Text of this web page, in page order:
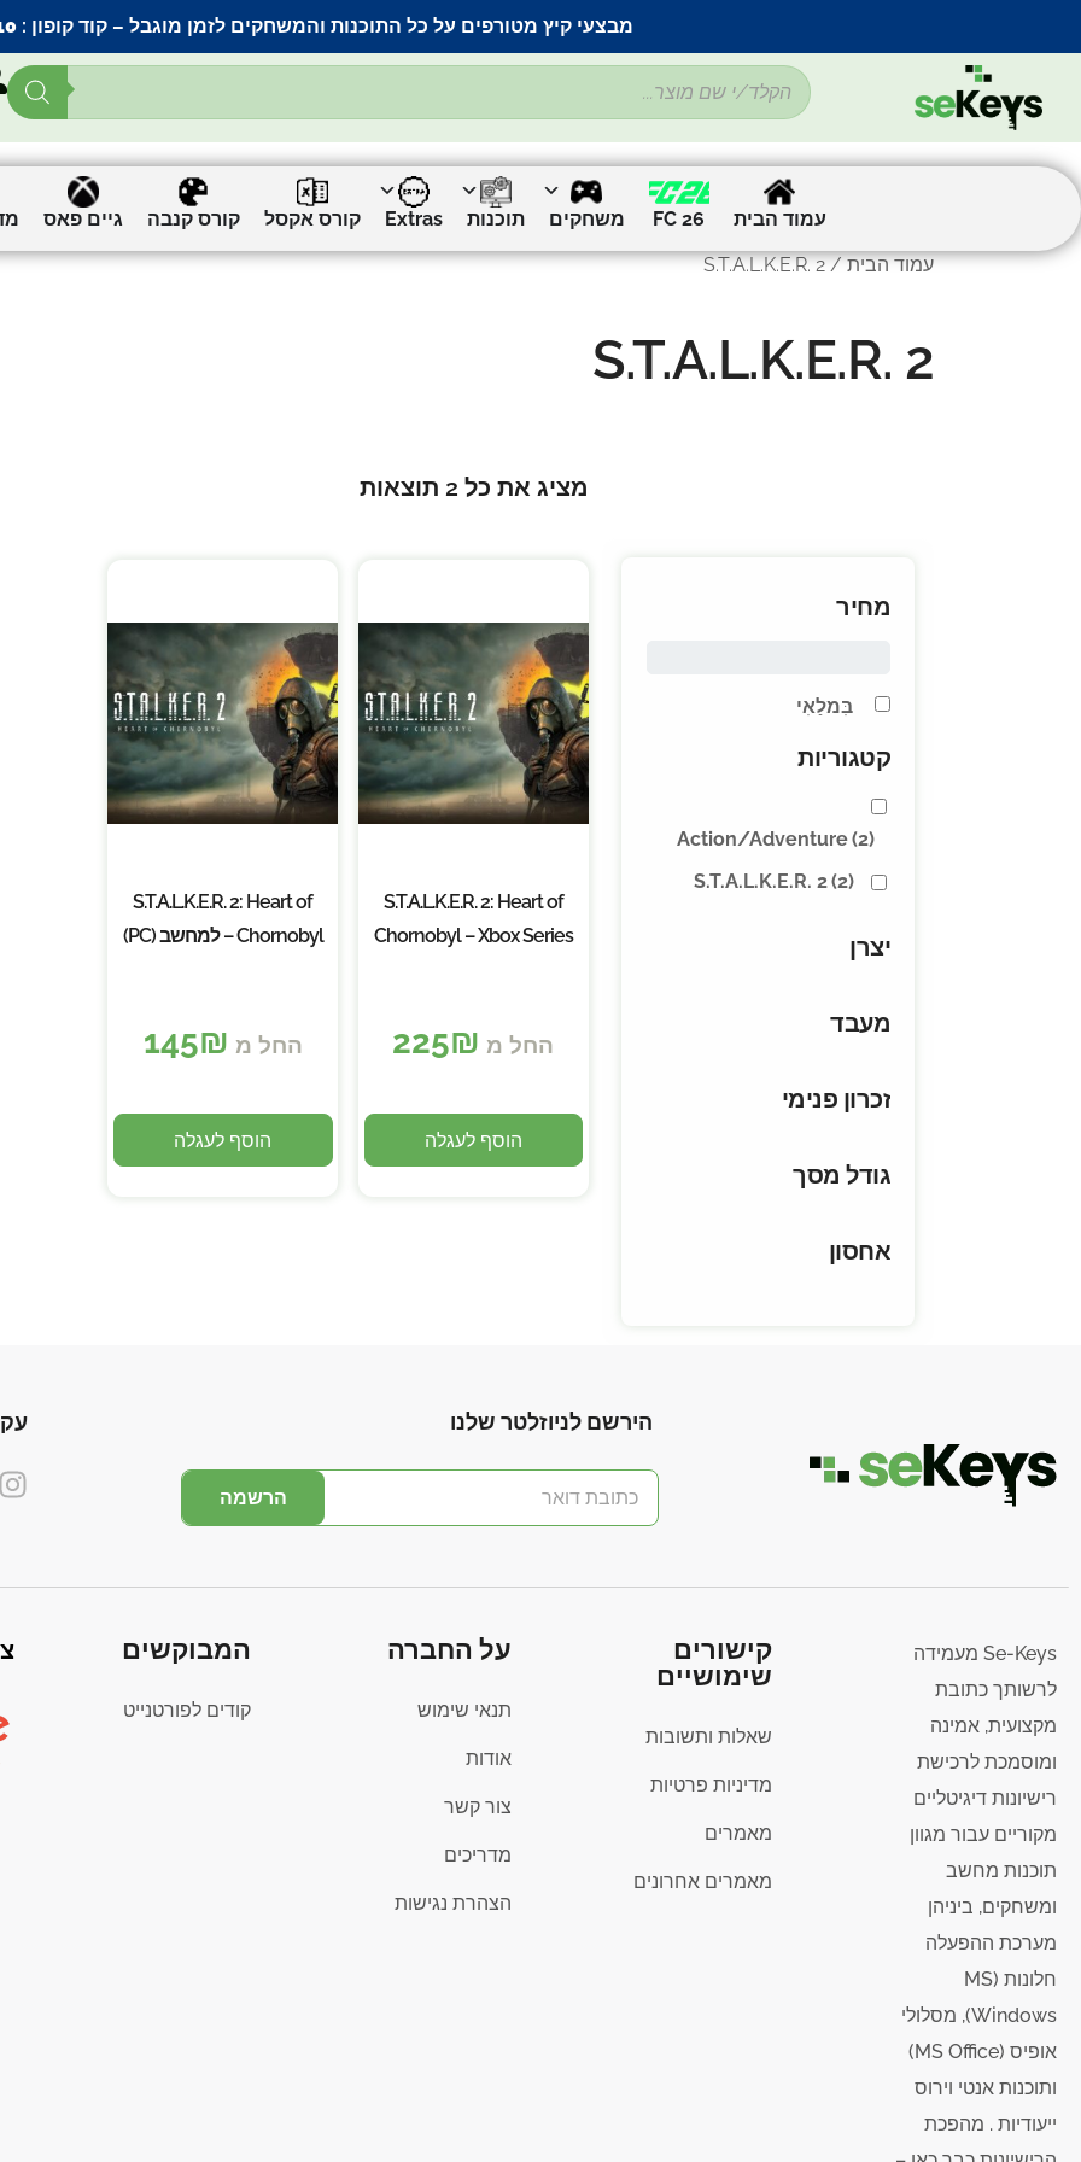
מבצעי קיץ מטורפים על כל התוכנות והמשחקים לזמן מוגבל – קוד קופון :
עמוד הבית FC 26 משחקים תוכנות Extras קורס אקסל קורס קנבה גיים פאס
עמוד הבית/ S.T.A.L.K.E.R. 2
S.T.A.L.K.E.R. 2
מחיר
בִּמלַאִי
קטגוריות
Action/Adventure(2)
S.T.A.L.K.E.R. 2(2)
יצרן
מעבד
זכרון פנימי
גודל מסך
אחסון
מציג את כל 2 תוצאות
S.T.A.L.K.E.R. 2: Heart of
Chornobyl – Xbox Series
החל מ 225₪
הוסף לעגלה
S.T.A.L.K.E.R. 2: Heart of
Chornobyl – למחשב (PC)
החל מ 145₪
הוסף לעגלה
הירשם לניוזלטר שלנו
הרשמה
Se-Keys מעמידה
לרשותך כתובת
מקצועית, אמינה
ומוסמכת לרכישת
רישיונות דיגיטליים
מקוריים עבור מגוון
תוכנות מחשב
ומשחקים, ביניהן
מערכת ההפעלה
חלונות (MS
Windows), מסלולי
אופיס (MS Office)
ותוכנות אנטי וירוס
ייעודיות . מהפכת
קישורים
שימושיים
שאלות ותשובות
מדיניות פרטיות
מאמרים
מאמרים אחרונים
על החברה
תנאי שימוש
אודות
צור קשר
מדריכים
הצהרת נגישות
המבוקשים
קודים לפורטנייט